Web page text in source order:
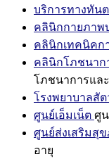
บริการทางทัน
คลินิกกายภาพ
คลินิกเทคนิคก
คลินิกโภชนาก
โภชนาการแล
โรงพยาบาลสัต
ศูนย์เอ็มเน็ต ศู
ศูนย์ส่งเสริมสุ
อายุ